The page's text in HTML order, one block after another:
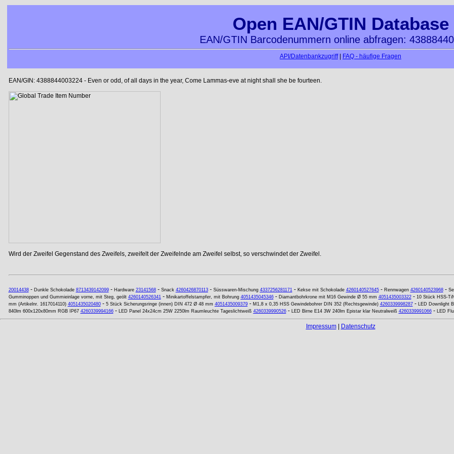
Open EAN/GTIN Database
EAN/GTIN Barcodenummern online abfragen:
API/Datenbankzugriff| FAQ - häufige Fragen
EAN/GIN: 4388844003224 - Even or odd, of all days in the year, Come Lammas-eve at night shall she be fourteen.
Wird der Zweifel Gegenstand des Zweifels, zweifelt der Zweifelnde am Zweifel selbst, so verschwindet der Zweifel.
20014438- Dunkle Schokolade 8713439142099- Hardware 23141568- Snack 4260426870113- Süsswaren-Mischung 4337256281171- Kekse mit Schokolade 4260140527645- Rennwagen 4260140523968-
Gumminoppen und Gummieinlage vorne, mit Steg, geölt 4260140526341- Minikartoffelstampfer, mit Bohrung 4051435045346- Diamantbohrkrone mit M16 Gewinde Ø 55 mm 4051435003322- 10 Stück HSS-
mm (Artikelnr. 1617014110) 4051435020480- 5 Stück Sicherungsringe (innen) DIN 472 Ø 48 mm 4051435009379- M1,8 x 0,35 HSS Gewindebohrer DIN 352 (Rechtsgewinde) 4260339998287- LED Downlight
840lm 600x120x80mm RGB IP67 4260339994166- LED Panel 24x24cm 25W 2250lm Raumleuchte Tageslichtweiß 4260339990526- LED Birne E14 3W 240lm Epistar klar Neutralweiß 4260339991066- LED
Impressum| Datenschutz